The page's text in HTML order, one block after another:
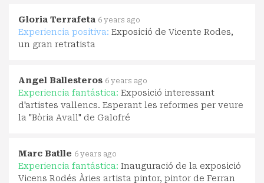
Gloria Terrafeta 6 years ago
Experiencia positiva: Exposició de Vicente Rodes,
un gran retratista
Angel Ballesteros 6 years ago
Experiencia fantástica: Exposició interessant
d'artistes vallencs. Esperant les reformes per veure
la "Bòria Avall" de Galofré
Marc Batlle 6 years ago
Experiencia fantástica: Inauguració de la exposició
Vicens Rodés Àries artista pintor, pintor de Ferran